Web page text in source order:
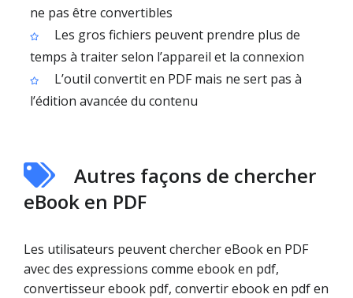
ne pas être convertibles
Les gros fichiers peuvent prendre plus de
temps à traiter selon l’appareil et la connexion
L’outil convertit en PDF mais ne sert pas à
l’édition avancée du contenu
Autres façons de chercher
eBook en PDF
Les utilisateurs peuvent chercher eBook en PDF
avec des expressions comme ebook en pdf,
convertisseur ebook pdf, convertir ebook en pdf en